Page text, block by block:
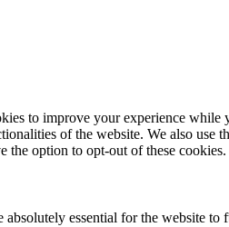
to improve your experience while
of the website. We also use
the option to opt-out of these
absolutely essential for the website